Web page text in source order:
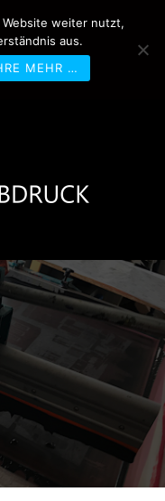
1 - 5 60314
weiter nutzt,
aus.
MEHR …